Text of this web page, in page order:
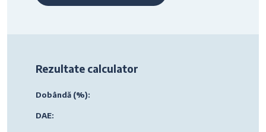
Rezultate calculator
Dobândă (%):
DAE: